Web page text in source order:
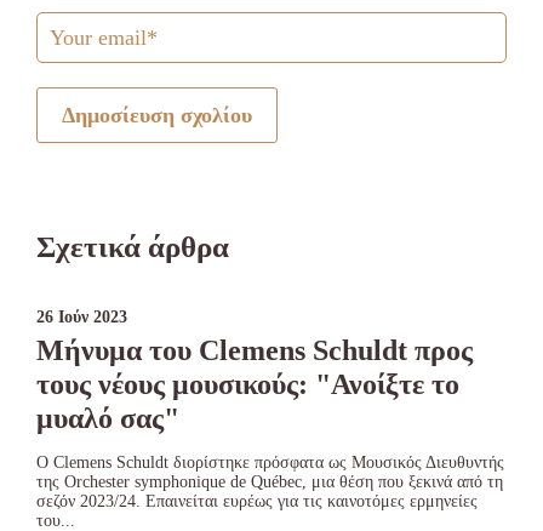
Δημοσίευση σχολίου
Σχετικά άρθρα
26 Ιούν 2023
Μήνυμα του Clemens Schuldt προς
τους νέους μουσικούς: "Ανοίξτε το
μυαλό σας"
Ο Clemens Schuldt διορίστηκε πρόσφατα ως Μουσικός Διευθυντής
της Orchester symphonique de Québec, μια θέση που ξεκινά από τη
σεζόν 2023/24. Επαινείται ευρέως για τις καινοτόμες ερμηνείες
του...